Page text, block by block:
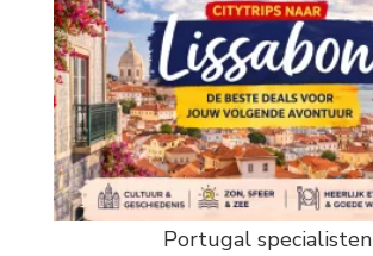
Portugal specialisten